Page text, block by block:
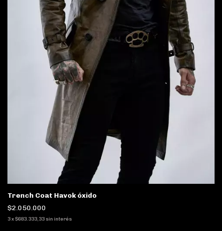
Trench Coat Havok óxido
$2.050.000
3x $683.333,33 sin interés